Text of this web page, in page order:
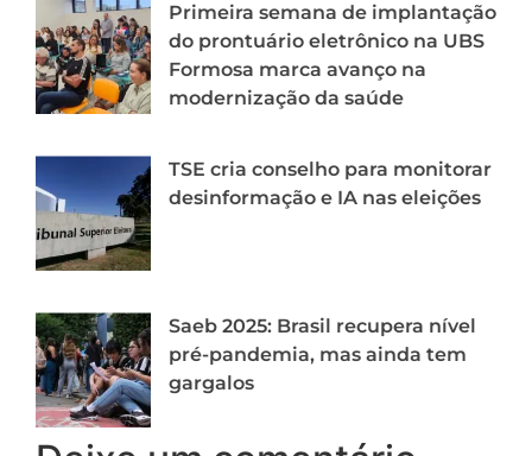
Primeira semana de implantação
do prontuário eletrônico na UBS
Formosa marca avanço na
modernização da saúde
TSE cria conselho para monitorar
desinformação e IA nas eleições
Saeb 2025: Brasil recupera nível
pré-pandemia, mas ainda tem
gargalos